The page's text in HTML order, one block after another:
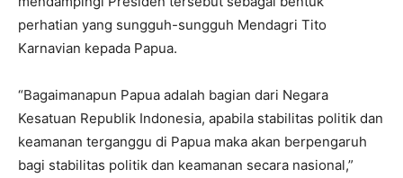
perhatian yang sungguh-sungguh Mendagri Tito
Karnavian kepada Papua.
“Bagaimanapun Papua adalah bagian dari Negara
Kesatuan Republik Indonesia, apabila stabilitas politik dan
keamanan terganggu di Papua maka akan berpengaruh
bagi stabilitas politik dan keamanan secara nasional,”